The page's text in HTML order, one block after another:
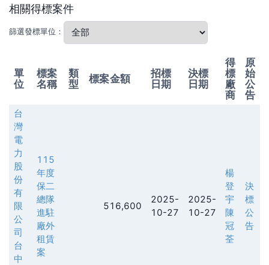
相關得標案件
篩選發標單位：
單
位
標案
名稱
類
型
標案金額
招標
日期
決標
日期
得
標
廠
商
原
始
公
告
台
灣
電
力
股
份
有
限
公
司
台
中
115
年度
保二
總隊
進駐
廠外
租賃
案
516,600
2025-
10-27
2025-
10-27
楊
登
宇
陳
冠
荃
決
標
公
告